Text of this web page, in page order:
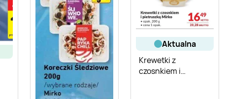
aktualna
Krewetki z
czosnkiem i